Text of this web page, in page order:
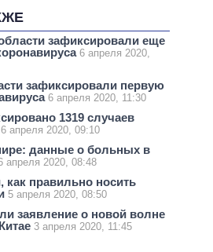
зафиксировали еще
6 апреля 2020,
зафиксировали первую
6 апреля 2020, 11:30
1319 случаев
6 апреля 2020, 09:10
данные о больных в
апреля 2020, 08:48
правильно носить
5 апреля 2020, 08:50
заявление о новой волне
3 апреля 2020, 11:45